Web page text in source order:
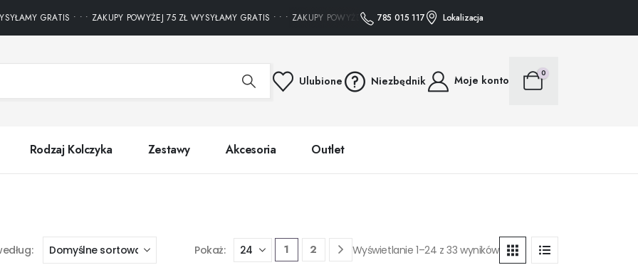
GRATIS • • • ZAKUPY POWYŻEJ 75 ZŁ WYSYŁAMY GRATIS • • • ZAKUPY POWYŻEJ 75 ZŁ WYSYŁAMY GRATIS • • • ZAKUPY POWYŻEJ 75 ZŁ
785 015 117 Lokalizacja
Ulubione Niezbędnik Moje konto
0
Rodzaj Kolczyka Zestawy Akcesoria Outlet
Pokaż: 1 2 Wyświetlanie 1–24 z 33 wyników